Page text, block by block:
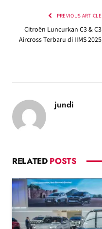
PREVIOUS ARTICLE
Citroën Luncurkan C3 & C3
Aircross Terbaru di IIMS 2025
jundi
RELATED POSTS